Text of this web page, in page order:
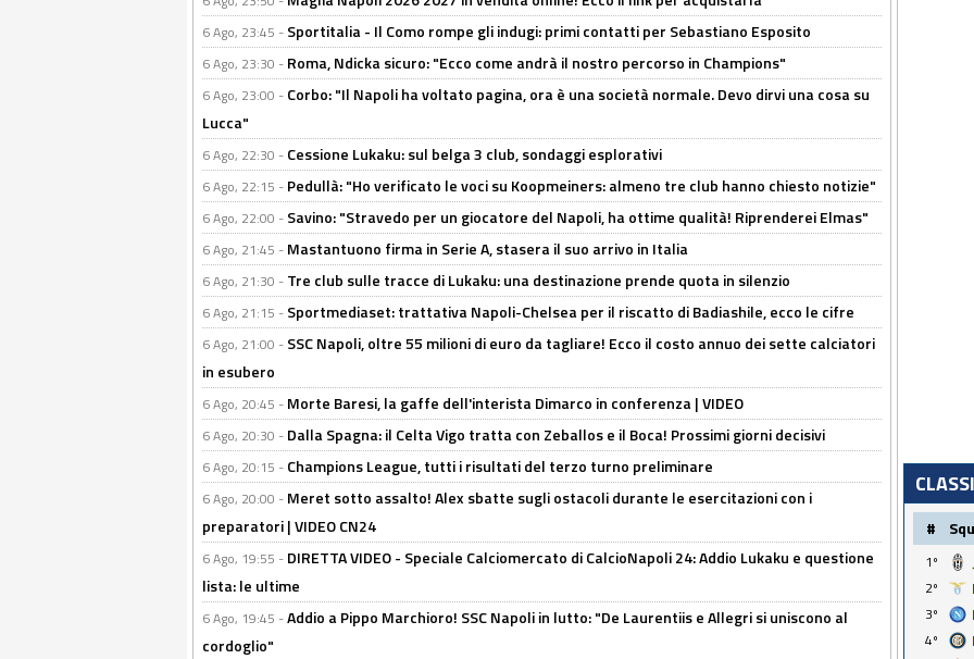
6 Ago, 23:45 - Sportitalia - Il Como rompe gli indugi: primi contatti per Sebastiano Esposito
6 Ago, 23:30 - Roma, Ndicka sicuro: "Ecco come andrà il nostro percorso in Champions"
6 Ago, 23:00 - Corbo: "Il Napoli ha voltato pagina, ora è una società normale. Devo dirvi una cosa su
Lucca"
6 Ago, 22:30 - Cessione Lukaku: sul belga 3 club, sondaggi esplorativi
6 Ago, 22:15 - Pedullà: "Ho verificato le voci su Koopmeiners: almeno tre club hanno chiesto notizie"
6 Ago, 22:00 - Savino: "Stravedo per un giocatore del Napoli, ha ottime qualità! Riprenderei Elmas"
6 Ago, 21:45 - Mastantuono firma in Serie A, stasera il suo arrivo in Italia
6 Ago, 21:30 - Tre club sulle tracce di Lukaku: una destinazione prende quota in silenzio
6 Ago, 21:15 - Sportmediaset: trattativa Napoli-Chelsea per il riscatto di Badiashile, ecco le cifre
6 Ago, 21:00 - SSC Napoli, oltre 55 milioni di euro da tagliare! Ecco il costo annuo dei sette calciatori
in esubero
6 Ago, 20:45 - Morte Baresi, la gaffe dell'interista Dimarco in conferenza | VIDEO
6 Ago, 20:30 - Dalla Spagna: il Celta Vigo tratta con Zeballos e il Boca! Prossimi giorni decisivi
6 Ago, 20:15 - Champions League, tutti i risultati del terzo turno preliminare
6 Ago, 20:00 - Meret sotto assalto! Alex sbatte sugli ostacoli durante le esercitazioni con i
preparatori | VIDEO CN24
6 Ago, 19:55 - DIRETTA VIDEO - Speciale Calciomercato di CalcioNapoli 24: Addio Lukaku e questione
lista: le ultime
6 Ago, 19:45 -Addio a Pippo Marchioro! SSC Napoli in lutto: "De Laurentiis e Allegri si uniscono al
cordoglio"
#
1º
2º
3º
4º